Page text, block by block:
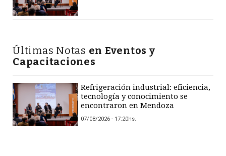
Últimas Notas en Eventos y
Capacitaciones
Refrigeración industrial: eficiencia,
tecnología y conocimiento se
encontraron en Mendoza
07/08/2026 - 17:20hs.